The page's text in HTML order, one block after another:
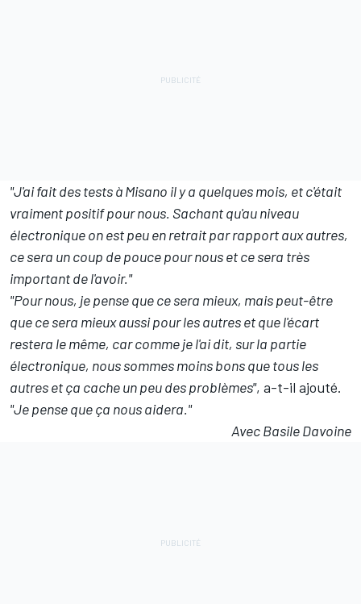
"J'ai fait des tests à Misano il y a quelques mois, et c'était
vraiment positif pour nous. Sachant qu'au niveau
électronique on est peu en retrait par rapport aux autres,
ce sera un coup de pouce pour nous et ce sera très
important de l'avoir."
"Pour nous, je pense que ce sera mieux, mais peut-être
que ce sera mieux aussi pour les autres et que l'écart
restera le même, car comme je l'ai dit, sur la partie
électronique, nous sommes moins bons que tous les
autres et ça cache un peu des problèmes", a-t-il ajouté.
"Je pense que ça nous aidera."
Avec Basile Davoine